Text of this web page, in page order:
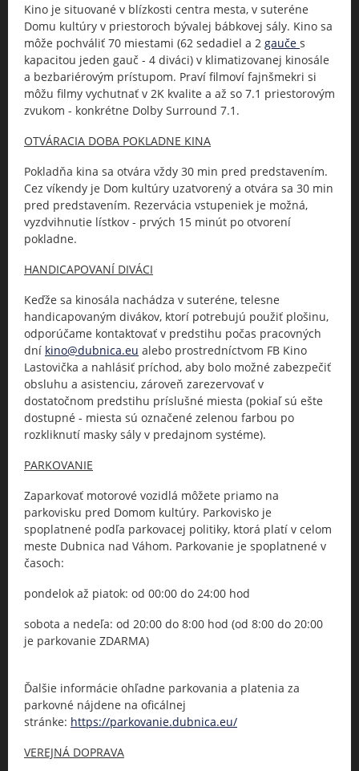
Kino je situované v blízkosti centra mesta, v suteréne
Domu kultúry v priestoroch bývalej bábkovej sály. Kino sa
môže pochváliť 70 miestami (62 sedadiel a 2 gauče s
kapacitou jeden gauč - 4 diváci) v klimatizovanej kinosále
a bezbariérovým prístupom. Praví filmoví fajnšmekri si
môžu filmy vychutnať v 2K kvalite a až so 7.1 priestorovým
zvukom - konkrétne Dolby Surround 7.1.
OTVÁRACIA DOBA POKLADNE KINA
Pokladňa kina sa otvára vždy 30 min pred predstavením.
Cez víkendy je Dom kultúry uzatvorený a otvára sa 30 min
pred predstavením. Rezervácia vstupeniek je možná,
vyzdvihnutie lístkov - prvých 15 minút po otvorení
pokladne.
HANDICAPOVANÍ DIVÁCI
Keďže sa kinosála nachádza v suteréne, telesne
handicapovaným divákov, ktorí potrebujú použiť plošinu,
odporúčame kontaktovať v predstihu počas pracovných
dní kino@dubnica.eu alebo prostredníctvom FB Kino
Lastovička a nahlásiť príchod, aby bolo možné zabezpečiť
obsluhu a asistenciu, zároveň zarezervovať v
dostatočnom predstihu príslušné miesta (pokiaľ sú ešte
dostupné - miesta sú označené zelenou farbou po
rozkliknutí masky sály v predajnom systéme).
PARKOVANIE
Zaparkovať motorové vozidlá môžete priamo na
parkovisku pred Domom kultúry. Parkovisko je
spoplatnené podľa parkovacej politiky, ktorá platí v celom
meste Dubnica nad Váhom. Parkovanie je spoplatnené v
časoch:
pondelok až piatok: od 00:00 do 24:00 hod
sobota a nedeľa: od 20:00 do 8:00 hod (od 8:00 do 20:00
je parkovanie ZDARMA)
Ďalšie informácie ohľadne parkovania a platenia za
parkovné nájdene na oficálnej
stránke: https://parkovanie.dubnica.eu/
VEREJNÁ DOPRAVA